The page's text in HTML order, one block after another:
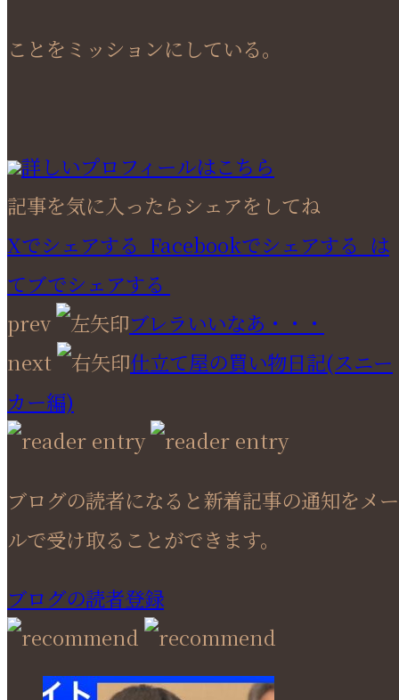
ことをミッションにしている。
詳しいプロフィールはこちら
記事を気に入ったらシェアをしてね
Xでシェアする Facebookでシェアする は
てブでシェアする
prev
ブレラいいなあ・・・
next
仕立て屋の買い物日記(スニー
カー編)
ブログの読者になると新着記事の通知をメー
ルで受け取ることができます。
ブログの読者登録